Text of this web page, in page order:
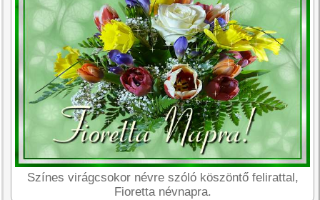
Színes virágcsokor névre szóló köszöntő felirattal,
Fioretta névnapra.